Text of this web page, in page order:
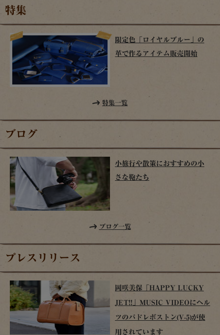
特集
限定色「ロイヤルブルー」の
革で作るアイテム販売開始
特集一覧
ブログ
小旅行や散策におすすめの小
さな鞄たち
ブログ一覧
プレスリリース
岡咲美保「HAPPY LUCKY
JET!!」MUSIC VIDEOにヘル
ツのパドレボストン(V-5)が使
用されています